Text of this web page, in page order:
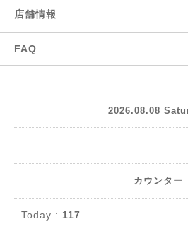
店舗情報
FAQ
2026.08.08
カウンター
Today : 117